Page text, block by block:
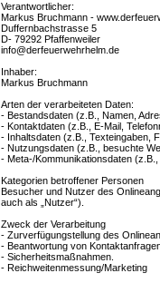
Verantwortlicher:
Markus Bruchmann -
Duffernbachstrasse 5
D- 79292 Pfaffenweiler
info@derfeuerwehrhelm.de
Inhaber:
Markus Bruchmann
Arten der verarbeiteten Daten:
- Bestandsdaten (z.B., Namen,
- Kontaktdaten (z.B., E-Mail,
- Inhaltsdaten (z.B., Texteingaben,
- Nutzungsdaten (z.B., besuchte
- Meta-/Kommunikationsdaten
Kategorien betroffener Personen
Besucher und Nutzer des
auch als „Nutzer“).
Zweck der Verarbeitung
- Zurverfügungstellung des
- Beantwortung von
- Sicherheitsmaßnahmen.
- Reichweitenmessung/Marketing